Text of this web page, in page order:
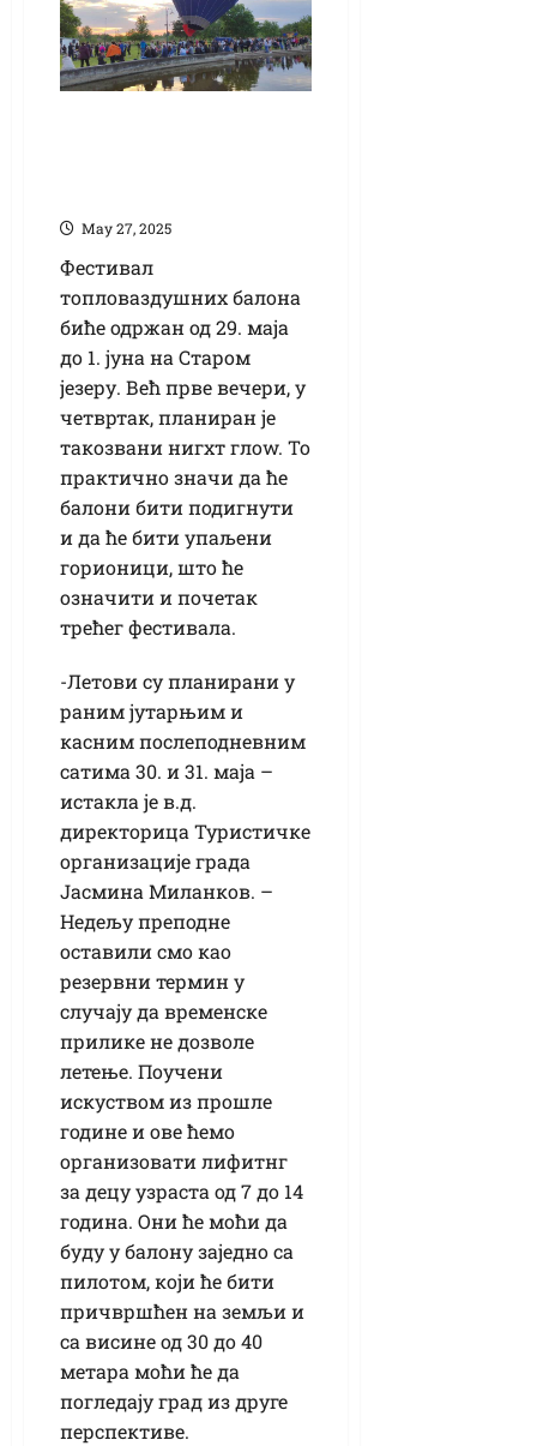
Маy 27, 2025
Фестивал
топловаздушних балона
биће одржан од 29. маја
до 1. јуна на Старом
језеру. Већ прве вечери, у
четвртак, планиран је
такозвани нигхт глоw. То
практично значи да ће
балони бити подигнути
и да ће бити упаљени
горионици, што ће
означити и почетак
трећег фестивала.
-Летови су планирани у
раним јутарњим и
касним послеподневним
сатима 30. и 31. маја –
истакла је в.д.
директорица Туристичке
организације града
Јасмина Миланков. –
Недељу преподне
оставили смо као
резервни термин у
случају да временске
прилике не дозволе
летење. Поучени
искуством из прошле
године и ове ћемо
организовати лифитнг
за децу узраста од 7 до 14
година. Они ће моћи да
буду у балону заједно са
пилотом, који ће бити
причвршћен на земљи и
са висине од 30 до 40
метара моћи ће да
погледају град из друге
перспективе.